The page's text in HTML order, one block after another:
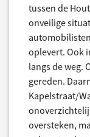
tussen de
onveilige
oplevert. Ook
langs de weg.
gereden.
Kapelstraat/
oversteken,